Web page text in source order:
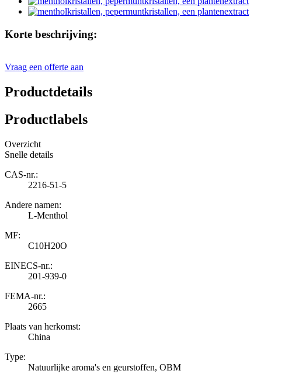
Korte beschrijving:
Vraag een offerte aan
Productdetails
Productlabels
Overzicht
Snelle details
CAS-nr.:
2216-51-5
Andere namen:
L-Menthol
MF:
C10H20O
EINECS-nr.:
201-939-0
FEMA-nr.:
2665
Plaats van herkomst:
China
Type:
Natuurlijke aroma's en geurstoffen, OBM